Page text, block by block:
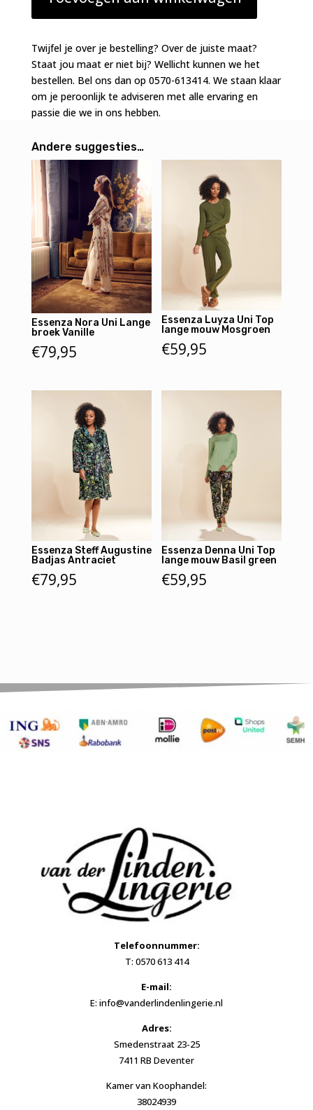
lange
mouw
green
aantal
Twijfel je over je bestelling? Over de juiste maat?
Staat jou maat er niet bij? Wellicht kunnen we het
bestellen. Bel ons dan op 0570-613414. We staan klaar
om je peroonlijk te adviseren met alle ervaring en
passie die we in ons hebben.
Andere suggesties…
Essenza Nora Uni Lange
broek Vanille
€79,95
Essenza Luyza Uni Top
lange mouw Mosgroen
€59,95
Essenza Steff Augustine
Badjas Antraciet
€79,95
Essenza Denna Uni Top
lange mouw Basil green
€59,95
Telefoonnummer:
T: 0570 613 414
E-mail:
E: info@vanderlindenlingerie.nl
Adres:
Smedenstraat 23-25
7411 RB Deventer
Kamer van Koophandel:
38024939